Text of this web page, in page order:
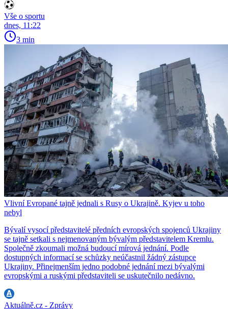
Vše o sportu
dnes, 11:22
3 min
Vlivní Evropané tajně jednali s Rusy o Ukrajině. Kyjev u toho
nebyl
Bývalí vysocí představitelé předních evropských spojenců Ukrajiny
se tajně setkali s nejmenovaným bývalým představitelem Kremlu.
Společně zkoumali možná budoucí mírová jednání. Podle
dostupných informací se schůzky neúčastnil žádný zástupce
Ukrajiny. Přinejmenším jedno podobné jednání mezi bývalými
evropskými a ruskými představiteli se uskutečnilo nedávno.
Aktuálně.cz - Zprávy